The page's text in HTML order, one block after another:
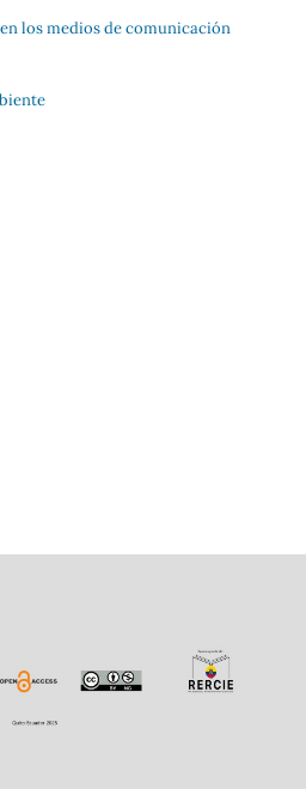
los medios de comunicación